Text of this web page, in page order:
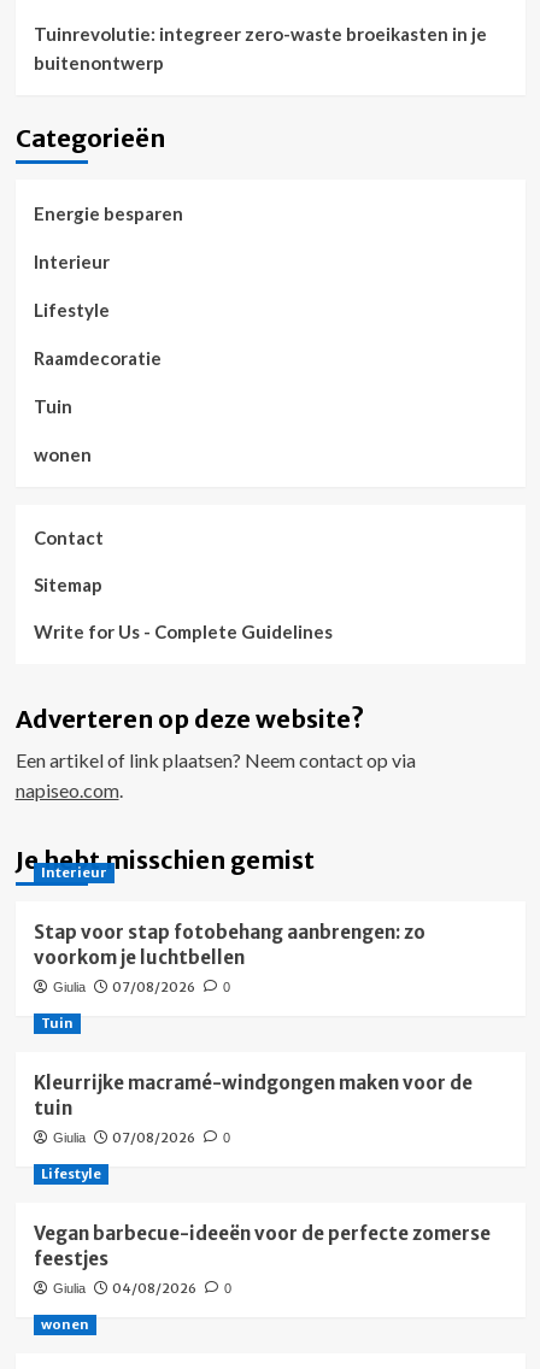
Tuinrevolutie: integreer zero-waste broeikasten in je
buitenontwerp
Categorieën
Energie besparen
Interieur
Lifestyle
Raamdecoratie
Tuin
wonen
Contact
Sitemap
Write for Us - Complete Guidelines
Adverteren op deze website?
Een artikel of link plaatsen? Neem contact op via
napiseo.com.
Je hebt misschien gemist
Interieur
Stap voor stap fotobehang aanbrengen: zo
voorkom je luchtbellen
Giulia 07/08/2026 0
Tuin
Kleurrijke macramé-windgongen maken voor de
tuin
Giulia 07/08/2026 0
Lifestyle
Vegan barbecue-ideeën voor de perfecte zomerse
feestjes
Giulia 04/08/2026 0
wonen